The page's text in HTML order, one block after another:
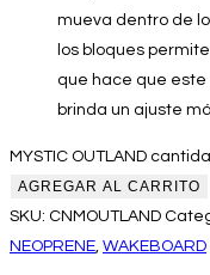
mueva dentro de
los bloques
que hace que este
brinda un ajuste
MYSTIC OUTLAND
AGREGAR AL CARRITO
SKU: CNMOUTLAND
NEOPRENE, WAKEBOARD